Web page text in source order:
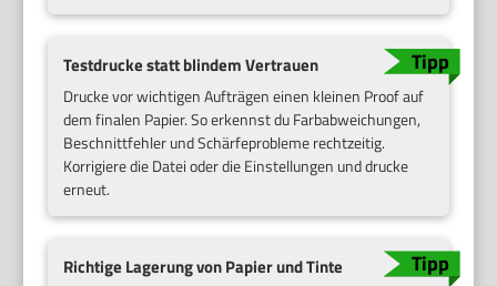
Testdrucke statt blindem Vertrauen
Drucke vor wichtigen Aufträgen einen kleinen Proof auf
dem finalen Papier. So erkennst du Farbabweichungen,
Beschnittfehler und Schärfeprobleme rechtzeitig.
Korrigiere die Datei oder die Einstellungen und drucke
erneut.
Richtige Lagerung von Papier und Tinte